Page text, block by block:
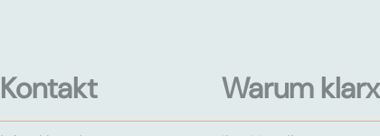
Kontakt Warum klarx